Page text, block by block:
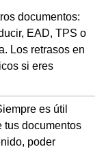
documentos:
EAD, TPS o
Los retrasos en
si eres
es útil
tus documentos
poder